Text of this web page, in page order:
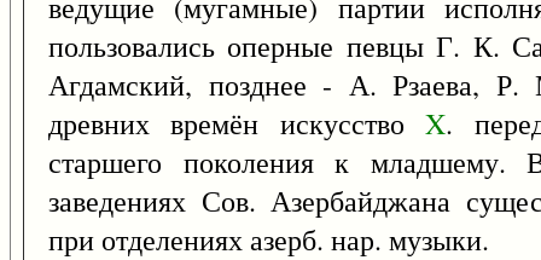
пользовались оперные певцы Г. К.
Агдамский, позднее - А. Рзаева,
древних времён искусствоX.
старшего поколения к младшему.
заведениях Сов. Азербайджана
при отделениях азерб. нар. музыки.